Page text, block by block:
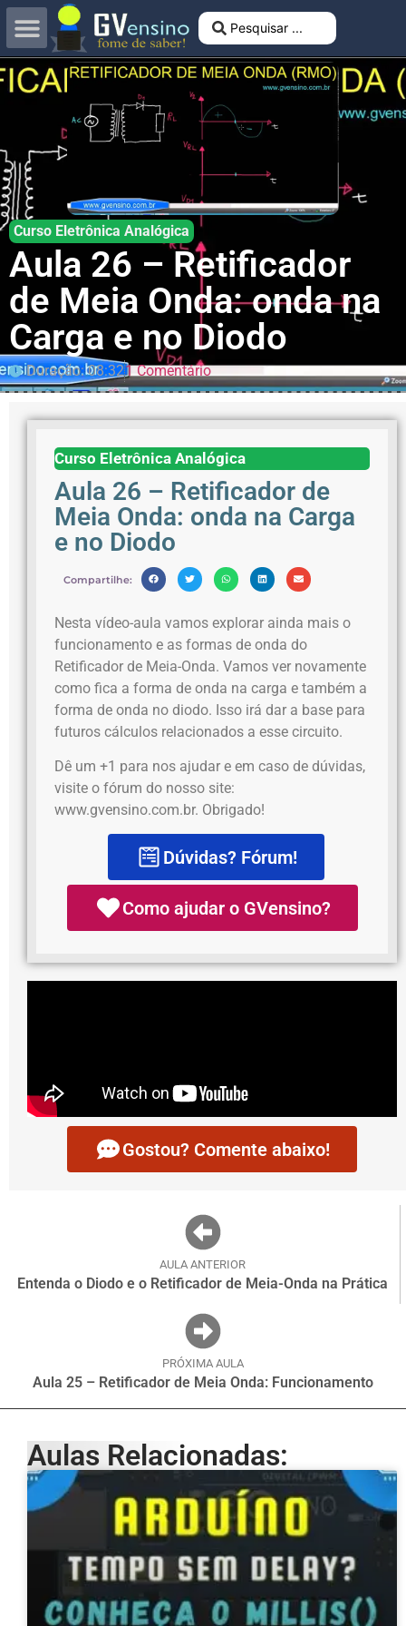
Curso Eletrônica Analógica
Aula 26 – Retificador
de Meia Onda: onda na
Carga e no Diodo
Duração: 08:321 Comentário
Curso Eletrônica Analógica
Aula 26 – Retificador de
Meia Onda: onda na Carga
e no Diodo
Compartilhe:
Nesta vídeo-aula vamos explorar ainda mais o
funcionamento e as formas de onda do
Retificador de Meia-Onda. Vamos ver novamente
como fica a forma de onda na carga e também a
forma de onda no diodo. Isso irá dar a base para
futuros cálculos relacionados a esse circuito.
Dê um +1 para nos ajudar e em caso de dúvidas,
visite o fórum do nosso site:
www.gvensino.com.br. Obrigado!
Dúvidas? Fórum!
Como ajudar o GVensino?
Gostou? Comente abaixo!
AULA ANTERIOR
Entenda o Diodo e o Retificador de Meia-Onda na Prática
PRÓXIMA AULA
Aula 25 – Retificador de Meia Onda: Funcionamento
Aulas Relacionadas: